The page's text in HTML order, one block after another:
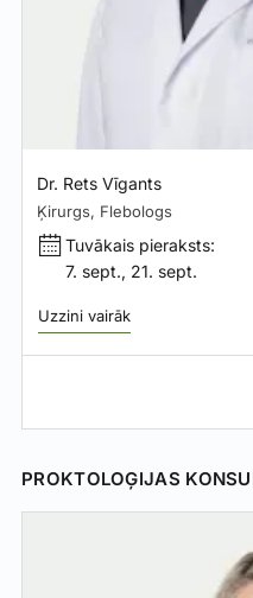
Dr. Rets Vīgants
Ķirurgs, Flebologs
Tuvākais pieraksts:
7. sept., 21. sept.
Uzzini vairāk
PROKTOLOĢIJAS